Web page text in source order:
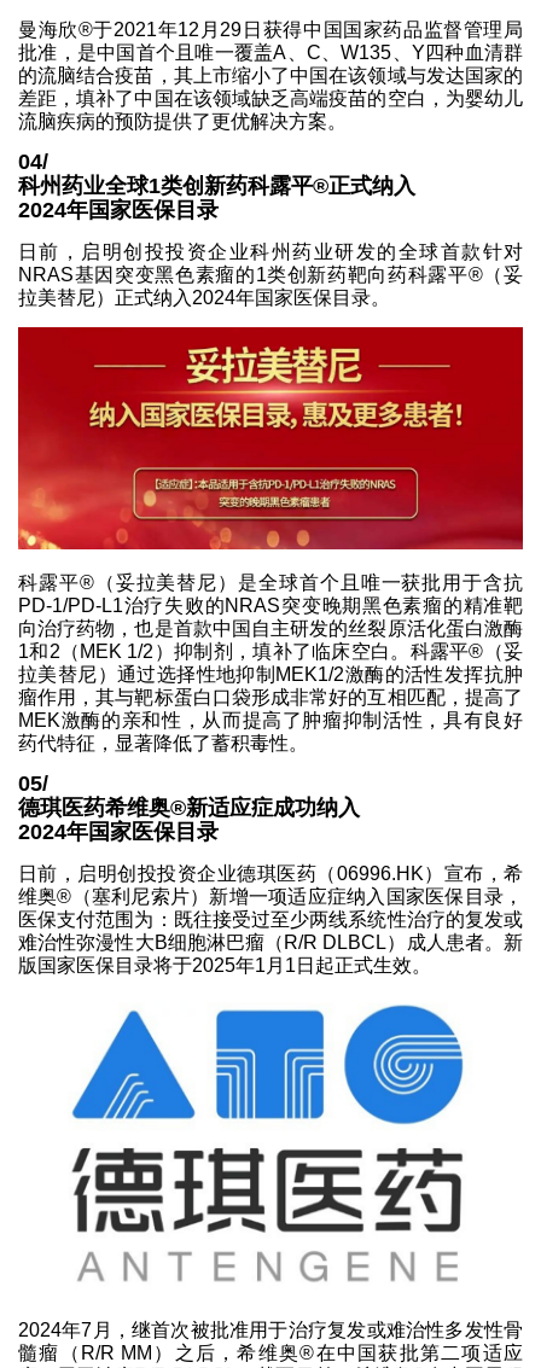
曼海欣®于2021年12月29日获得中国国家药品监督管理局
批准，是中国首个且唯一覆盖A、C、W135、Y四种血清群
的流脑结合疫苗，其上市缩小了中国在该领域与发达国家的
差距，填补了中国在该领域缺乏高端疫苗的空白，为婴幼儿
流脑疾病的预防提供了更优解决方案。
04/
科州药业全球1类创新药科露平®正式纳入
2024年国家医保目录
日前，启明创投投资企业科州药业研发的全球首款针对
NRAS基因突变黑色素瘤的1类创新药靶向药科露平®（妥
拉美替尼）正式纳入2024年国家医保目录。
科露平®（妥拉美替尼）是全球首个且唯一获批用于含抗
PD-1/PD-L1治疗失败的NRAS突变晚期黑色素瘤的精准靶
向治疗药物，也是首款中国自主研发的丝裂原活化蛋白激酶
1和2（MEK 1/2）抑制剂，填补了临床空白。科露平®（妥
拉美替尼）通过选择性地抑制MEK1/2激酶的活性发挥抗肿
瘤作用，其与靶标蛋白口袋形成非常好的互相匹配，提高了
MEK激酶的亲和性，从而提高了肿瘤抑制活性，具有良好
药代特征，显著降低了蓄积毒性。
05/
德琪医药希维奥®新适应症成功纳入
2024年国家医保目录
日前，启明创投投资企业德琪医药（06996.HK）宣布，希
维奥®（塞利尼索片）新增一项适应症纳入国家医保目录，
医保支付范围为：既往接受过至少两线系统性治疗的复发或
难治性弥漫性大B细胞淋巴瘤（R/R DLBCL）成人患者。新
版国家医保目录将于2025年1月1日起正式生效。
2024年7月，继首次被批准用于治疗复发或难治性多发性骨
髓瘤（R/R MM）之后，希维奥®在中国获批第二项适应